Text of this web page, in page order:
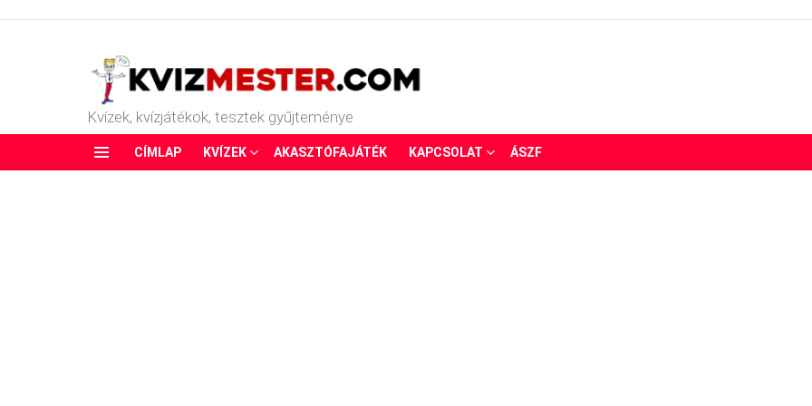
Kvízek, kvízjátékok, tesztek gyűjteménye
CÍMLAP KVÍZEK AKASZTÓFAJÁTÉK KAPCSOLAT ÁSZF